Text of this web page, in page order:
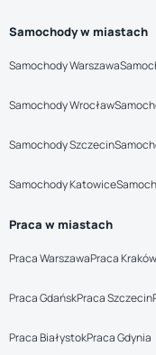
Samochody w miastach
Samochody Warszawa
Samochody Wrocław
Samochody Szczecin
Samochody Katowice
Praca w miastach
Praca WarszawaPraca Kraków
Praca GdańskPraca Szczecin
Praca BiałystokPraca Gdynia